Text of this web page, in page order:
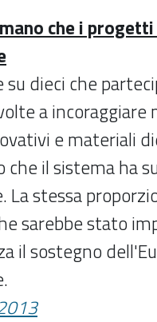
che i
dieci che
a incoraggiare
e materiali
il sistema ha
La stessa
sarebbe stato
il sostegno